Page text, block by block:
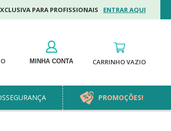
PARA PROFISSIONAIS ENTRAR AQUI
MINHA CONTA CARRINHO VAZIO
PROMOÇÕES!